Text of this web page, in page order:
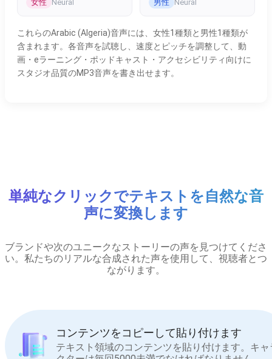
女性 Neural 男性 Neural
これらのArabic (Algeria)音声には、女性1種類と男性1種類が
含まれます。各音声を試聴し、速度とピッチを調整して、動
画・eラーニング・ポッドキャスト・アクセシビリティ向けに
スタジオ品質のMP3音声を書き出せます。
単純なクリックでテキストを自然な音
声に変換します
ブランドや次のユニークなストーリーの声を見つけてくださ
い。私たちのリアルな合成された声を使用して、視聴者とつ
ながります。
コンテンツをコピーして貼り付けます
テキスト領域のコンテンツを貼り付けます。キャ